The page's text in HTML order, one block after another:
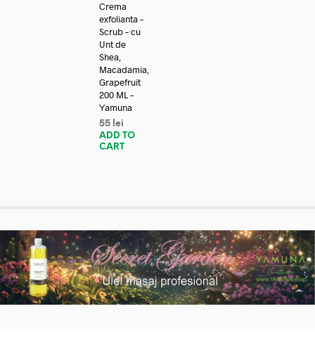
Crema
exfolianta –
Scrub – cu
Unt de
Shea,
Macadamia,
Grapefruit
200 ML –
Yamuna
55 lei
ADD TO
CART